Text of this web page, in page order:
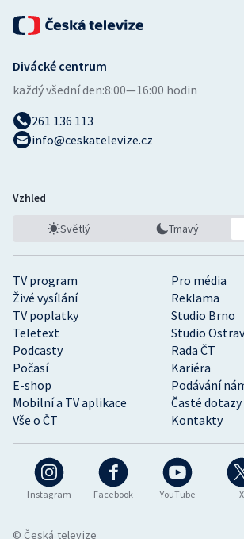
Ostatní
Instagram Facebook YouTube X
TV program
Pro média
Živé vysílání
Reklama
TV poplatky
Studio Brno
Teletext
Studio
Podcasty
Rada ČT
Počasí
Kariéra
E-shop
Podávání
Mobilní a TV aplikace
Časté dotazy
Vše o ČT
Kontakty
Divácké centrum
každý všední den:8:00—16:00 hodin
261 136 113
info@ceskatelevize.cz
Vzhled
Světlý Tmavý
© Česká televize